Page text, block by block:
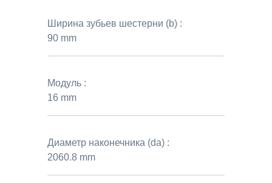
Ширина зубьев шестерни (b) :
90 mm
Модуль :
16 mm
Диаметр наконечника (da) :
2060.8 mm